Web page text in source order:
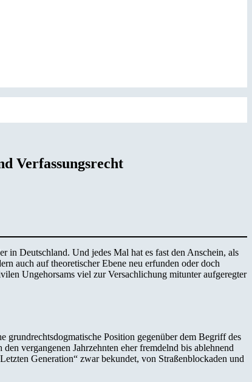
Verfassungsrecht
Deutschland. Und jedes Mal hat es fast den Anschein, als
auch auf theoretischer Ebene neu erfunden oder doch
Ungehorsams viel zur Versachlichung mitunter aufgeregter
grundrechtsdogmatische Position gegenüber dem Begriff des
vergangenen Jahrzehnten eher fremdelnd bis ablehnend
Generation“ zwar bekundet, von Straßenblockaden und